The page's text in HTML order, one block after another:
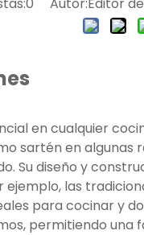
en cualquier
sartén en algunas
Su diseño y
ejemplo, las
para cocinar y
permitiendo una